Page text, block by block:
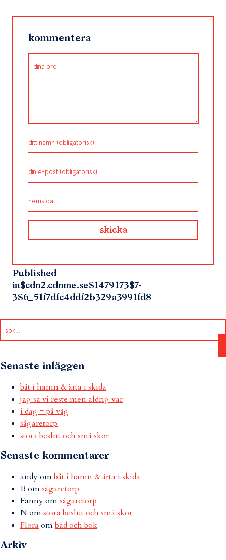
kommentera
Published
in$cdn2.cdnme.se$1479173$7-
3$6_51f7dfc4ddf2b329a3991fd8
Senaste inläggen
båt i hamn & ärta i skida
jag sa vi reste men aldrig var
i dag = på väg
sågaretorp
stora beslut och små skor
Senaste kommentarer
andyombåt i hamn & ärta i skida
B omsågaretorp
Fannyomsågaretorp
Nomstora beslut och små skor
Flora ombad och bok
Arkiv